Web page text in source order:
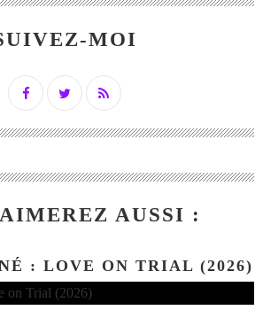
MOI
AUSSI :
: LOVE ON TRIAL (2026)